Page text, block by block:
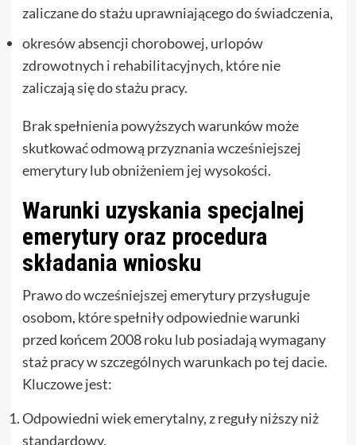
zaliczane do stażu uprawniającego do świadczenia,
okresów absencji chorobowej, urlopów
zdrowotnych i rehabilitacyjnych, które nie
zaliczają się do stażu pracy.
Brak spełnienia powyższych warunków może
skutkować odmową przyznania wcześniejszej
emerytury lub obniżeniem jej wysokości.
Warunki uzyskania specjalnej
emerytury oraz procedura
składania wniosku
Prawo do wcześniejszej emerytury przysługuje
osobom, które spełniły odpowiednie warunki
przed końcem 2008 roku lub posiadają wymagany
staż pracy w szczególnych warunkach po tej dacie.
Kluczowe jest:
Odpowiedni wiek emerytalny, z reguły niższy niż
standardowy,